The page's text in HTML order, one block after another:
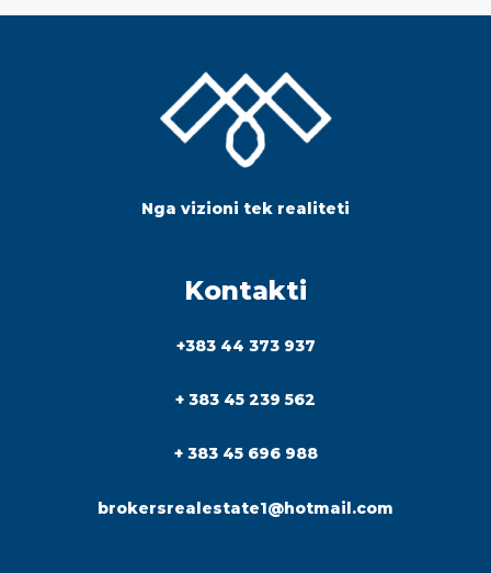
Nga vizioni tek realiteti
Kontakti
+383 44 373 937
+ 383 45 239 562
+ 383 45 696 988
brokersrealestate1@hotmail.com